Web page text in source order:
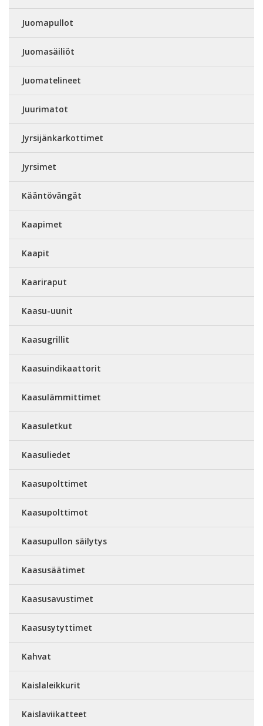
Juomapullot
Juomasäiliöt
Juomatelineet
Juurimatot
Jyrsijänkarkottimet
Jyrsimet
Kääntövängät
Kaapimet
Kaapit
Kaariraput
Kaasu-uunit
Kaasugrillit
Kaasuindikaattorit
Kaasulämmittimet
Kaasuletkut
Kaasuliedet
Kaasupolttimet
Kaasupolttimot
Kaasupullon säilytys
Kaasusäätimet
Kaasusavustimet
Kaasusytyttimet
Kahvat
Kaislaleikkurit
Kaislaviikatteet